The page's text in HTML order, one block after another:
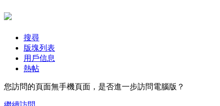
搜尋
版塊列表
用戶信息
熱帖
您訪問的頁面無手機頁面，是否進一步訪問電腦版？